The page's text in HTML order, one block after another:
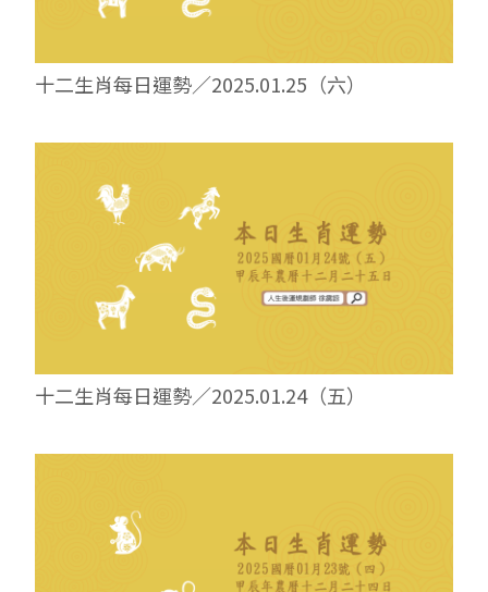
十二生肖每日運勢／2025.01.25（六）
十二生肖每日運勢／2025.01.24（五）